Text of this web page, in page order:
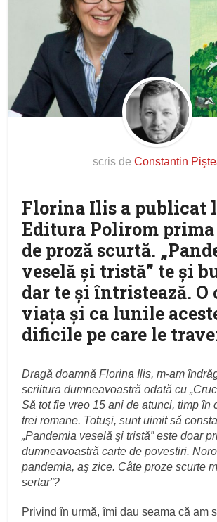
scris de Constantin
Florina Ilis a publicat
Editura Polirom prima
de proză scurtă.
veselă şi tristă” te şi
dar te şi întristează. O
viaţa şi ca lunile
dificile pe care le
Dragă doamnă Florina Ilis, m-am
scriitura dumneavoastră odată cu
Să tot fie vreo 15 ani de atunci, timp în
trei romane. Totuşi, sunt uimit să
„Pandemia veselă şi tristă” este doar
dumneavoastră carte de povestiri.
pandemia, aş zice. Câte proze scurte
sertar”?
Privind în urmă, îmi dau seama că am